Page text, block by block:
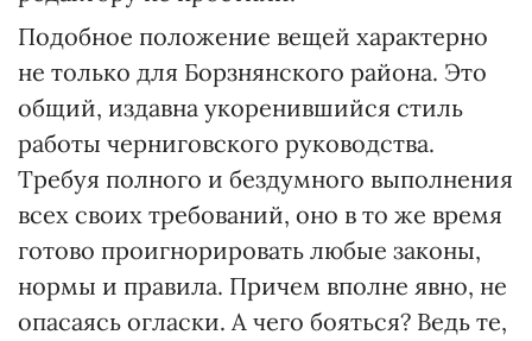
Подобное положение вещей характерно
не только для Борзнянского района. Это
общий, издавна укоренившийся стиль
работы черниговского руководства.
Требуя полного и бездумного выполнения
всех своих требований, оно в то же время
готово проигнорировать любые законы,
нормы и правила. Причем вполне явно, не
опасаясь огласки. А чего бояться? Ведь те,